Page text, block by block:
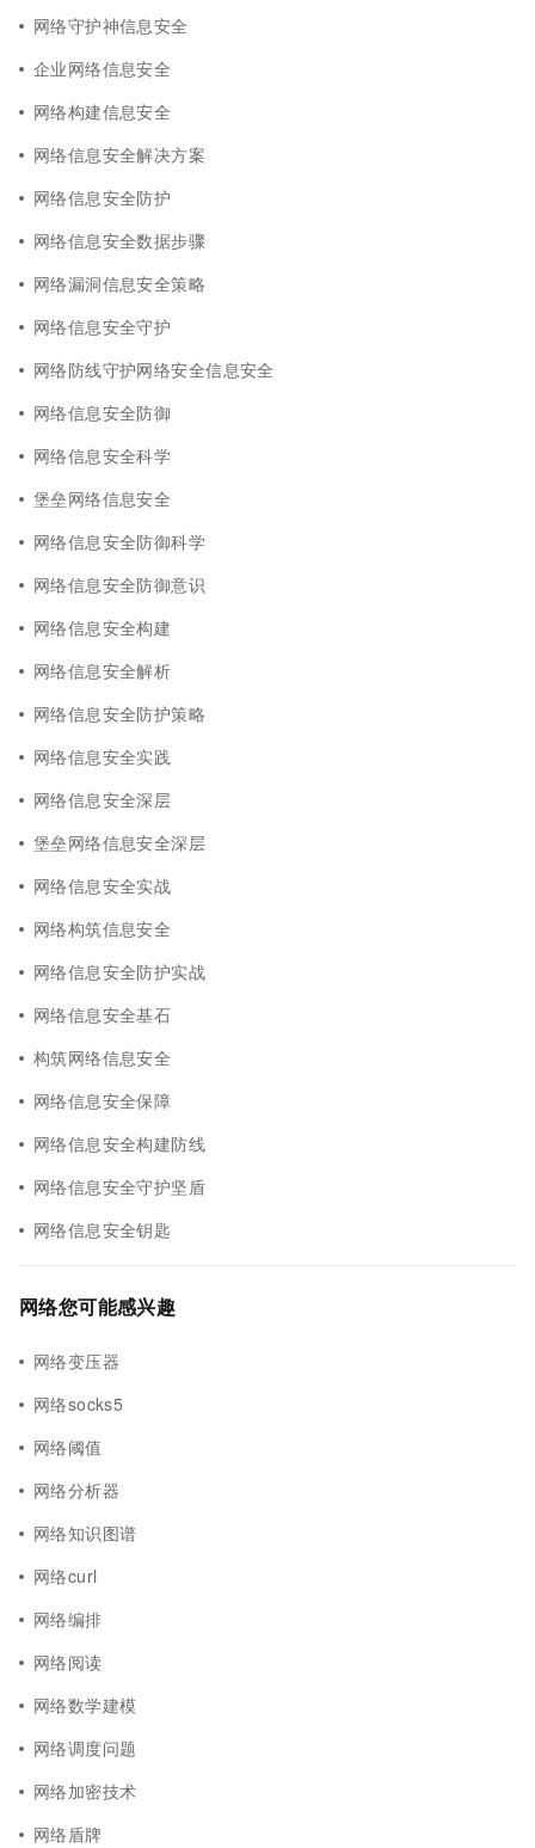
网络守护神信息安全
企业网络信息安全
网络构建信息安全
网络信息安全解决方案
网络信息安全防护
网络信息安全数据步骤
网络漏洞信息安全策略
网络信息安全守护
网络防线守护网络安全信息安全
网络信息安全防御
网络信息安全科学
堡垒网络信息安全
网络信息安全防御科学
网络信息安全防御意识
网络信息安全构建
网络信息安全解析
网络信息安全防护策略
网络信息安全实践
网络信息安全深层
堡垒网络信息安全深层
网络信息安全实战
网络构筑信息安全
网络信息安全防护实战
网络信息安全基石
构筑网络信息安全
网络信息安全保障
网络信息安全构建防线
网络信息安全守护坚盾
网络信息安全钥匙
网络您可能感兴趣
网络变压器
网络socks5
网络阈值
网络分析器
网络知识图谱
网络curl
网络编排
网络阅读
网络数学建模
网络调度问题
网络加密技术
网络盾牌